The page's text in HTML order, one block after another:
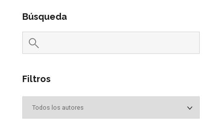
Búsqueda
Filtros